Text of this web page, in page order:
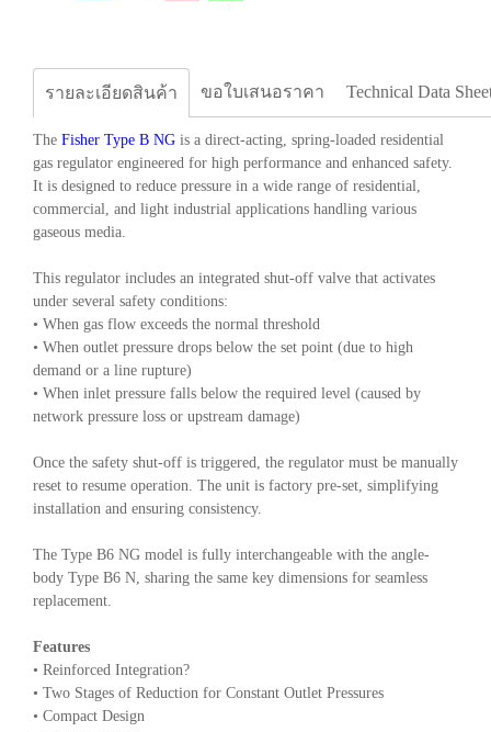
รายละเอียดสินค้า ขอใบเสนอราคา Technical Data
The Fisher Type B NG is a direct-acting, spring-loaded residential
gas regulator engineered for high performance and enhanced safety.
It is designed to reduce pressure in a wide range of residential,
commercial, and light industrial applications handling various
gaseous media.
This regulator includes an integrated shut-off valve that activates
under several safety conditions:
• When gas flow exceeds the normal threshold
• When outlet pressure drops below the set point (due to high
demand or a line rupture)
• When inlet pressure falls below the required level (caused by
network pressure loss or upstream damage)
Once the safety shut-off is triggered, the regulator must be manually
reset to resume operation. The unit is factory pre-set, simplifying
installation and ensuring consistency.
The Type B6 NG model is fully interchangeable with the angle-
body Type B6 N, sharing the same key dimensions for seamless
replacement.
Features
• Reinforced Integration?
• Two Stages of Reduction for Constant Outlet Pressures
• Compact Design